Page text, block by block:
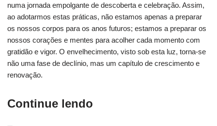
numa jornada empolgante de descoberta e celebração. Assim,
ao adotarmos estas práticas, não estamos apenas a preparar
os nossos corpos para os anos futuros; estamos a preparar os
nossos corações e mentes para acolher cada momento com
gratidão e vigor. O envelhecimento, visto sob esta luz, torna-se
não uma fase de declínio, mas um capítulo de crescimento e
renovação.
Continue lendo